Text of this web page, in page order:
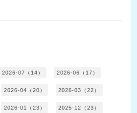
2026-07（14） 2026-06（17）
2026-04（20） 2026-03（22）
2026-01（23） 2025-12（23）